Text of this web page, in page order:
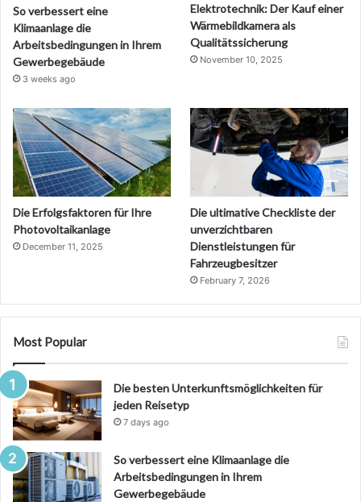
So verbessert eine
Klimaanlage die
Arbeitsbedingungen in Ihrem
Gewerbegebäude
3 weeks ago
Elektrotechnik: Der Kauf einer
Wärmebildkamera als
Qualitätssicherung
November 10, 2025
Die Erfolgsfaktoren für Ihre
Photovoltaikanlage
December 11, 2025
Die ultimative Checkliste der
unverzichtbaren
Dienstleistungen für
Fahrzeugbesitzer
February 7, 2026
Most Popular
Die besten Unterkunftsmöglichkeiten für
jeden Reisetyp
7 days ago
So verbessert eine Klimaanlage die
Arbeitsbedingungen in Ihrem
Gewerbegebäude